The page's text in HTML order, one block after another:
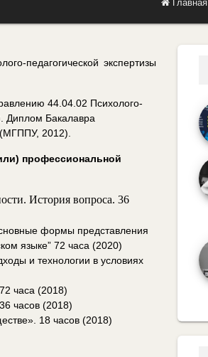
Главная
педагогической экспертизы
44.04.02 Психолого-
Диплом Бакалавра
2012).
профессиональной
История вопроса. 36
формы представления
языке” 72 часа (2020)
и технологии в условиях
часа (2018)
часов (2018)
18 часов (2018)